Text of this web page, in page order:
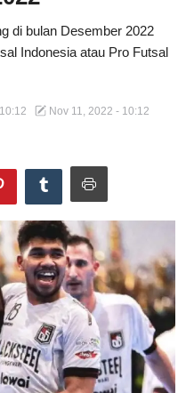
di bulan Desember 2022
Indonesia atau Pro Futsal
Nov 11, 2022 - 10:12